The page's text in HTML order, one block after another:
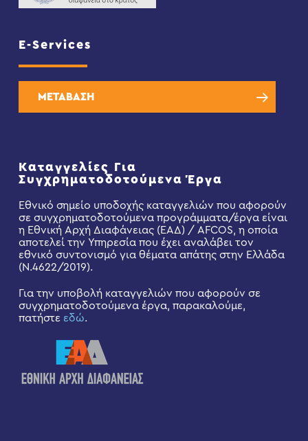
E-Services
ΜΕΤΑΒΑΣΗ
Καταγγελίες Για
Συγχρηματοδοτούμενα Έργα
Εθνικό σημείο υποδοχής καταγγελιών που αφορούν
σε συγχρηματοδοτούμενα προγράμματα/έργα είναι
η Εθνική Αρχή Διαφάνειας (ΕΑΔ) / AFCOS, η οποία
αποτελεί την Υπηρεσία που έχει αναλάβει τον
εθνικό συντονισμό για θέματα απάτης στην Ελλάδα
(Ν.4622/2019).
Για την υποβολή καταγγελιών που αφορούν σε
συγχρηματοδοτούμενα έργα, παρακαλούμε,
πατήστε εδώ.